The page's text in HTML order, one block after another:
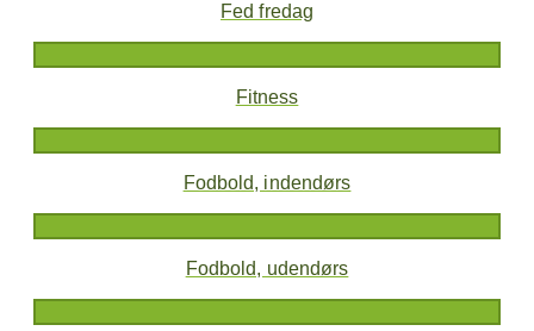
Fed fredag
Fitness
Fodbold, indendørs
Fodbold, udendørs